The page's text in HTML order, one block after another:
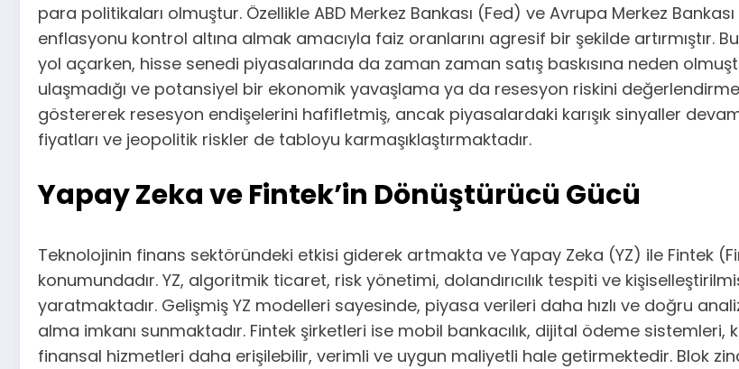
para politikaları olmuştur. Özellikle ABD Merkez Bankası (Fed) ve Avrupa Merkez
enflasyonu kontrol altına almak amacıyla faiz oranlarını agresif bir şekilde
yol açarken, hisse senedi piyasalarında da zaman zaman satış baskısına neden
ulaşmadığı ve potansiyel bir ekonomik yavaşlama ya da resesyon riskini
göstererek resesyon endişelerini hafifletmiş, ancak piyasalardaki karışık sinyaller
fiyatları ve jeopolitik riskler de tabloyu karmaşıklaştırmaktadır.
Yapay Zeka ve Fintek’in Dönüştürücü Gücü
Teknolojinin finans sektöründeki etkisi giderek artmakta ve Yapay Zeka (YZ) ile Fintek
konumundadır. YZ, algoritmik ticaret, risk yönetimi, dolandırıcılık tespiti ve
yaratmaktadır. Gelişmiş YZ modelleri sayesinde, piyasa verileri daha hızlı ve doğru
alma imkanı sunmaktadır. Fintek şirketleri ise mobil bankacılık, dijital ödeme
finansal hizmetleri daha erişilebilir, verimli ve uygun maliyetli hale getirmektedir. Blok